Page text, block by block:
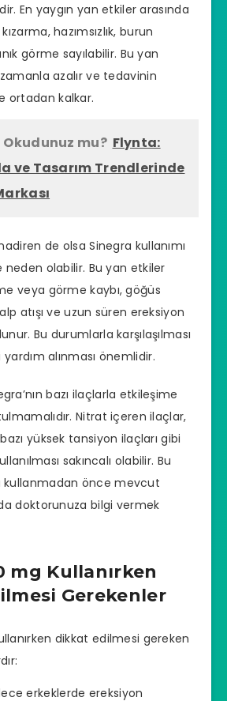
En yaygın yan etkiler arasında
hazımsızlık, burun
görme sayılabilir. Bu yan
azalır ve tedavinin
ortadan kalkar.
mu? Flynta:
ve Tasarım Trendlerinde
de olsa Sinegra kullanımı
olabilir. Bu yan etkiler
veya görme kaybı, göğüs
atışı ve uzun süren ereksiyon
Bu durumlarla karşılaşılması
alınması önemlidir.
bazı ilaçlarla etkileşime
Nitrat içeren ilaçlar,
yüksek tansiyon ilaçları gibi
sakıncalı olabilir. Bu
kullanmadan önce mevcut
doktorunuza bilgi vermek
mg Kullanırken
Gerekenler
dikkat edilmesi gereken
erkeklerde ereksiyon